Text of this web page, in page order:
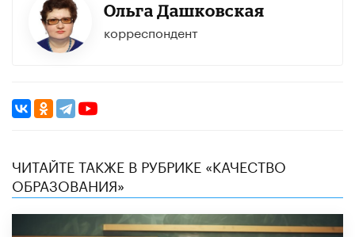
Ольга Дашковская
корреспондент
ЧИТАЙТЕ ТАКЖЕ В РУБРИКЕ «КАЧЕСТВО
ОБРАЗОВАНИЯ»